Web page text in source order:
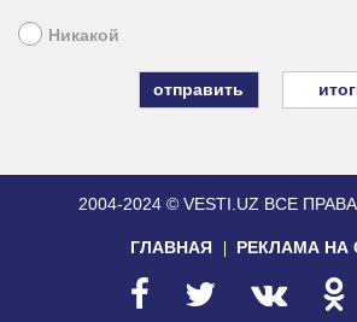
Никакой
2004-2024 © VESTI.UZ ВСЕ
ГЛАВНАЯ РЕКЛАМА НА